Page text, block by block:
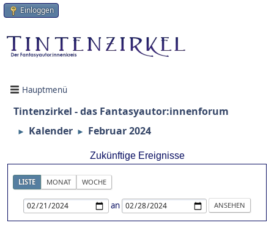
Einloggen
Hauptmenü
Tintenzirkel - das Fantasyautor:innenforum
► Kalender ► Februar 2024
Zukünftige Ereignisse
LISTE MONAT WOCHE
an